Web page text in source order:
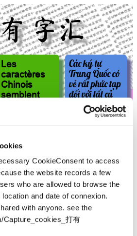
CookieConsent to access
the website records a few
who are allowed to browse the
and date of connexion.
with anyone. see the
打有
字汇
Les
caractères
Chinois
semblent
à tous ceux
pas encore
confrontés. Il
est dit qu’ils
ont une
logique, une
structure,
qu’ils ont été
classés par
Các ký tự
Trung Quốc có
vẻ rất phức tạp
đối với tất cả
những người
chưa phải đối
mặt với chúng
chúng nó có
logic, cấu trúc,
mà chúng nó
đã được phân
loại theo khóa,
từ 540 trong
说文解字